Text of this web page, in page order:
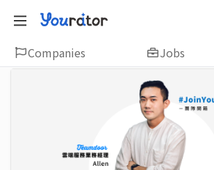
Companies Jobs